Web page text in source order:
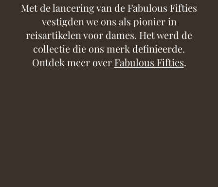
Met de lancering van de Fabulous Fifties
vestigden we ons als pionier in
reisartikelen voor dames. Het werd de
collectie die ons merk definieerde.
Ontdek meer over Fabulous Fifties.